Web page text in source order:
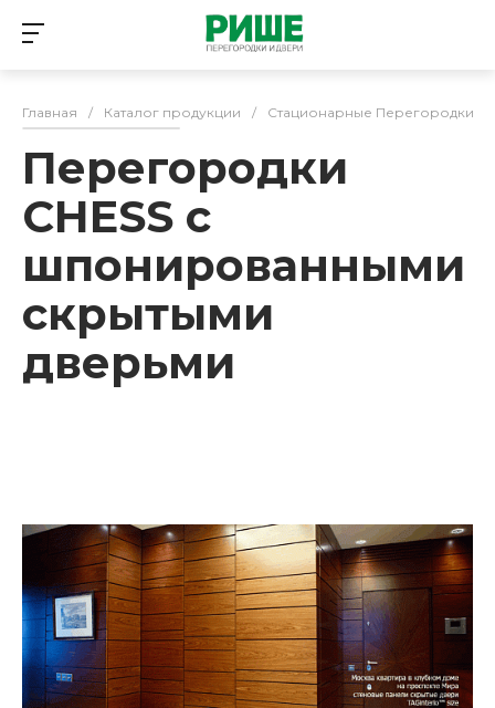
Главная / Каталог продукции / Стационарные Перегородки
Перегородки
CHESS с
шпонированными
скрытыми
дверьми